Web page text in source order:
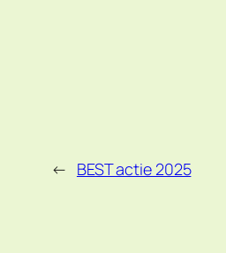
← BEST actie 2025